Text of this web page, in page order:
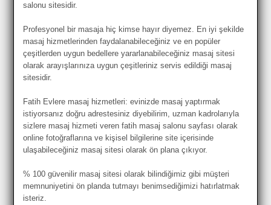
salonu sitesidir.
Profesyonel bir masaja hiç kimse hayır diyemez. En iyi şekilde
masaj hizmetlerinden faydalanabileceğiniz ve en popüler
çeşitlerden uygun bedellere yararlanabileceğiniz masaj sitesi
olarak arayışlarınıza uygun çeşitleriniz servis edildiği masaj
sitesidir.
Fatih Evlere masaj hizmetleri: evinizde masaj yaptırmak
istiyorsanız doğru adrestesiniz diyebilirim, uzman kadrolarıyla
sizlere masaj hizmeti veren fatih masaj salonu sayfası olarak
online fotoğraflarına ve kişisel bilgilerine site içerisinde
ulaşabileceğiniz masaj sitesi olarak ön plana çıkıyor.
% 100 güvenilir masaj sitesi olarak bilindiğimiz gibi müşteri
memnuniyetini ön planda tutmayı benimsediğimizi hatırlatmak
isteriz.